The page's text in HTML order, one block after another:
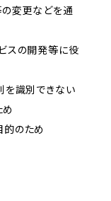
の変更などを通
ビスの開発等に役
を識別できない
的のため